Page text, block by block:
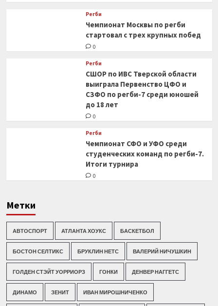
Регби
Чемпионат Москвы по регби
стартовал с трех крупных побед
0
Регби
СШОР по ИВС Тверской области
выиграла Первенство ЦФО и
СЗФО по регби-7 среди юношей
до 18 лет
0
Регби
Чемпионат СФО и УФО среди
студенческих команд по регби-7.
Итоги турнира
0
Метки
АВТОСПОРТ АТЛАНТА ХОУКС БАСКЕТБОЛ
БОСТОН СЕЛТИКС БРУКЛИН НЕТС ВАЛЕРИЙ НИЧУШКИН
ГОЛДЕН СТЭЙТ УОРРИОРЗ ГОНКИ ДЕНВЕР НАГГЕТС
ДИНАМО ЗЕНИТ ИВАН МИРОШНИЧЕНКО